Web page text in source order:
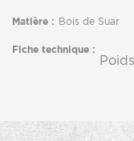
Matière : Bois de Suar
Fiche technique :